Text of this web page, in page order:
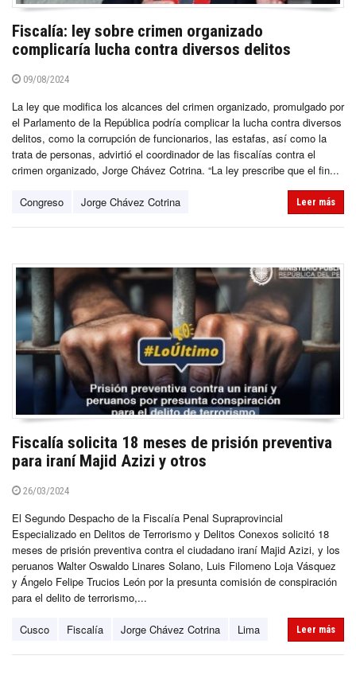
Fiscalía: ley sobre crimen organizado
complicaría lucha contra diversos delitos
09/08/2024
La ley que modifica los alcances del crimen organizado, promulgado por
el Parlamento de la República podría complicar la lucha contra diversos
delitos, como la corrupción de funcionarios, las estafas, así como la
trata de personas, advirtió el coordinador de las fiscalías contra el
crimen organizado, Jorge Chávez Cotrina. “La ley prescribe que el fin...
Congreso Jorge Chávez Cotrina Leer más
Fiscalía solicita 18 meses de prisión preventiva
para iraní Majid Azizi y otros
26/03/2024
El Segundo Despacho de la Fiscalía Penal Supraprovincial
Especializado en Delitos de Terrorismo y Delitos Conexos solicitó 18
meses de prisión preventiva contra el ciudadano iraní Majid Azizi, y los
peruanos Walter Oswaldo Linares Solano, Luis Filomeno Loja Vásquez
y Ángelo Felipe Trucios León por la presunta comisión de conspiración
para el delito de terrorismo,...
Cusco Fiscalía Jorge Chávez Cotrina Lima Leer más